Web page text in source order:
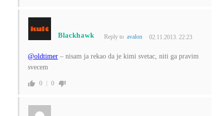
Blackhawk Reply toavalon 02.11.2013. 22:23
@oldtimer– nisam ja rekao da je kimi svetac, niti ga pravim
svecem
0 0